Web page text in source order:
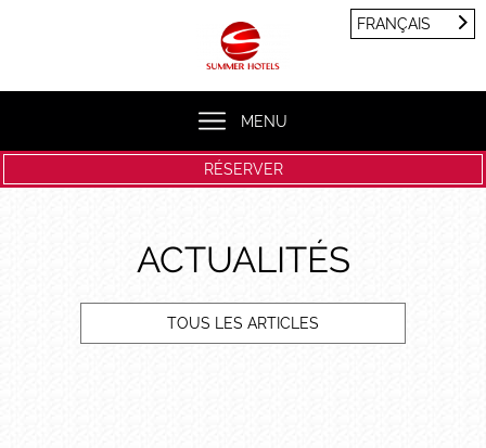
MENU
FRANÇAIS
RÉSERVER
ACTUALITÉS
TOUS LES ARTICLES